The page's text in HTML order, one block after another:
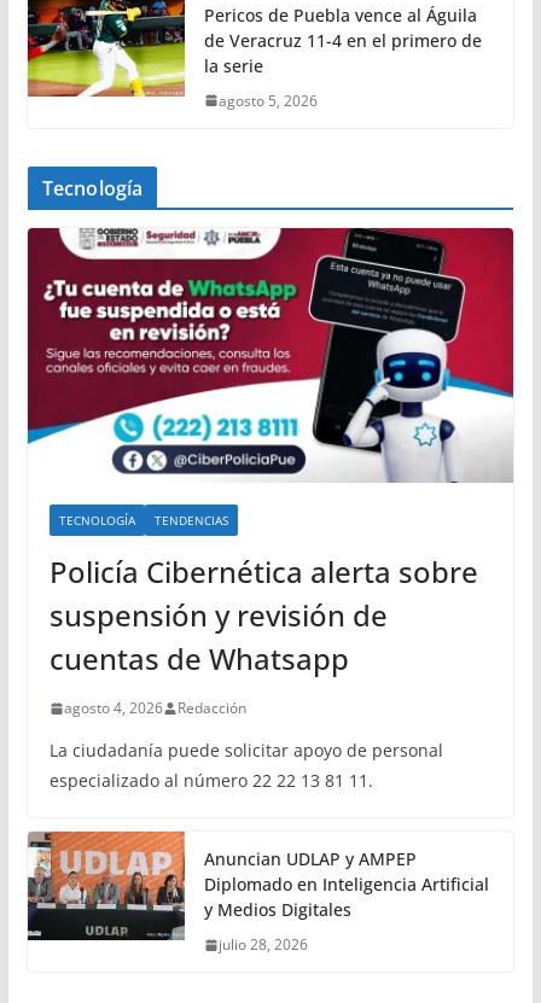
Pericos de Puebla vence al Águila
de Veracruz 11-4 en el primero de
la serie
agosto 5, 2026
Tecnología
TECNOLOGÍA TENDENCIAS
Policía Cibernética alerta sobre
suspensión y revisión de
cuentas de Whatsapp
agosto 4, 2026 Redacción
La ciudadanía puede solicitar apoyo de personal
especializado al número 22 22 13 81 11.
Anuncian UDLAP y AMPEP
Diplomado en Inteligencia Artificial
y Medios Digitales
julio 28, 2026